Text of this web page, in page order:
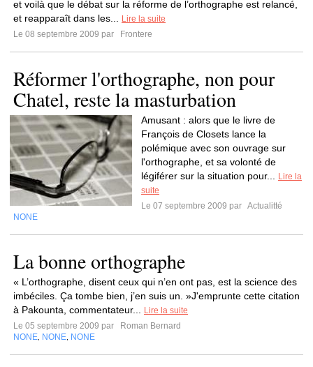
et voilà que le débat sur la réforme de l’orthographe est relancé,
et reapparaît dans les...
Lire la suite
Le 08 septembre 2009 par
Frontere
Réformer l'orthographe, non pour
Chatel, reste la masturbation
Amusant : alors que le livre de
François de Closets lance la
polémique avec son ouvrage sur
l'orthographe, et sa volonté de
légiférer sur la situation pour...
Lire la
suite
Le 07 septembre 2009 par Actualitté
NONE
La bonne orthographe
« L’orthographe, disent ceux qui n’en ont pas, est la science des
imbéciles. Ça tombe bien, j’en suis un. »J'emprunte cette citation
à Pakounta, commentateur...
Lire la suite
Le 05 septembre 2009 par
Roman Bernard
NONE NONE NONE